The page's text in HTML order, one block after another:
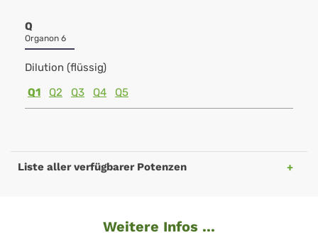
Q
Organon 6
Dilution (flüssig)
Q1
Q2 Q3 Q4 Q5
Liste aller verfügbarer Potenzen
Weitere Infos ...